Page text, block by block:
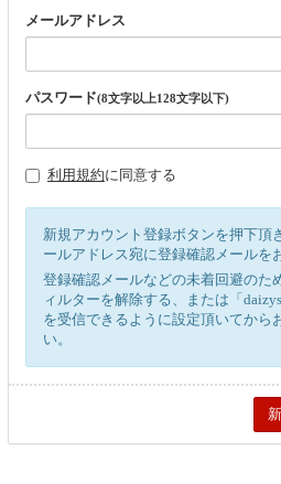
メールアドレス
パスワード(8文字以上128文字以下)
利用規約に同意する
新規アカウント登録ボタンを押下頂
ールアドレス宛に登録確認メールを
登録確認メールなどの未着回避のた
ィルターを解除する、または「
を受信できるように設定頂いてから
い。